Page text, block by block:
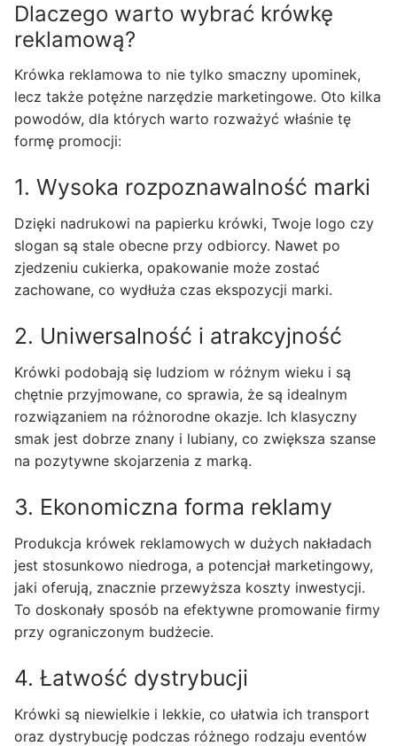
Dlaczego warto wybrać krówkę
reklamową?
Krówka reklamowa to nie tylko smaczny upominek,
lecz także potężne narzędzie marketingowe. Oto kilka
powodów, dla których warto rozważyć właśnie tę
formę promocji:
1. Wysoka rozpoznawalność marki
Dzięki nadrukowi na papierku krówki, Twoje logo czy
slogan są stale obecne przy odbiorcy. Nawet po
zjedzeniu cukierka, opakowanie może zostać
zachowane, co wydłuża czas ekspozycji marki.
2. Uniwersalność i atrakcyjność
Krówki podobają się ludziom w różnym wieku i są
chętnie przyjmowane, co sprawia, że są idealnym
rozwiązaniem na różnorodne okazje. Ich klasyczny
smak jest dobrze znany i lubiany, co zwiększa szanse
na pozytywne skojarzenia z marką.
3. Ekonomiczna forma reklamy
Produkcja krówek reklamowych w dużych nakładach
jest stosunkowo niedroga, a potencjał marketingowy,
jaki oferują, znacznie przewyższa koszty inwestycji.
To doskonały sposób na efektywne promowanie firmy
przy ograniczonym budżecie.
4. Łatwość dystrybucji
Krówki są niewielkie i lekkie, co ułatwia ich transport
oraz dystrybucję podczas różnego rodzaju eventów